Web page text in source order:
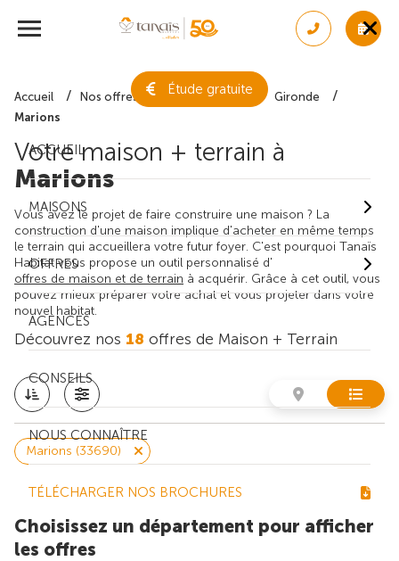
Étude gratuite
ACCUEIL
MAISONS
OFFRES
AGENCES
CONSEILS
NOUS CONNAÎTRE
TÉLÉCHARGER NOS BROCHURES
Accueil Nos offres de maison + terrain
Gironde
Marions
Votre maison + terrain à
Marions
Vous avez le projet de faire construire une maison ? La
construction d'une maison implique d'acheter en même temps
le terrain qui accueillera votre futur foyer. C'est pourquoi Tanaïs
Habitat vous propose un outil personnalisé d'
offres de maison et de terrain à acquérir. Grâce à cet outil, vous
pouvez mieux préparer votre achat et vous projeter dans votre
nouvel habitat.
Découvrez nos 18 offres de Maison + Terrain
Marions (33690)
Choisissez un département pour afficher
les offres